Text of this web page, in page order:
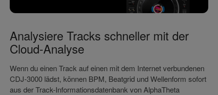
Analysiere Tracks schneller mit der
Cloud-Analyse
Wenn du einen Track auf einen mit dem Internet verbundenen
CDJ-3000 lädst, können BPM, Beatgrid und Wellenform sofort
aus der Track-Informationsdatenbank von AlphaTheta